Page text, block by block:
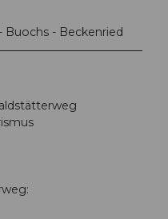
- Beckenried